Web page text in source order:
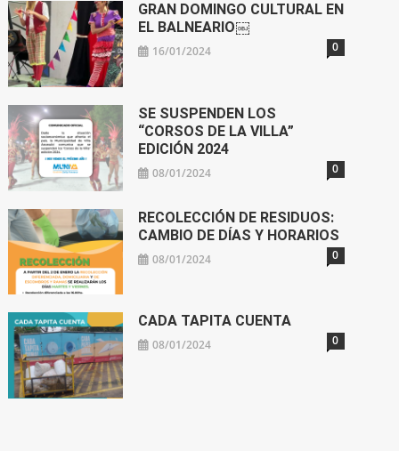
GRAN DOMINGO CULTURAL EN
EL BALNEARIO￼
16/01/2024 0
SE SUSPENDEN LOS
“CORSOS DE LA VILLA”
EDICIÓN 2024
08/01/2024 0
RECOLECCIÓN DE RESIDUOS:
CAMBIO DE DÍAS Y HORARIOS
08/01/2024 0
CADA TAPITA CUENTA
08/01/2024 0